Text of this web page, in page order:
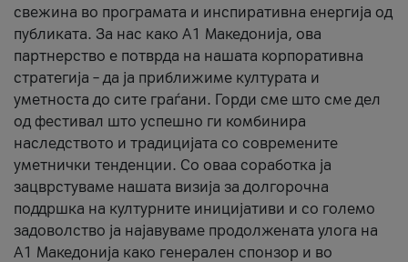
свежина во програмата и инспиративна енергија од
публиката. За нас како A1 Македонија, ова
партнерство е потврда на нашата корпоративна
стратегија – да ја приближиме културата и
уметноста до сите граѓани. Горди сме што сме дел
од фестивал што успешно ги комбинира
наследството и традицијата со современите
уметнички тенденции. Со оваа соработка ја
зацврстуваме нашата визија за долгорочна
поддршка на културните иницијативи и со големо
задоволство ја најавуваме продолжената улога на
A1 Македонија како генерален спонзор и во